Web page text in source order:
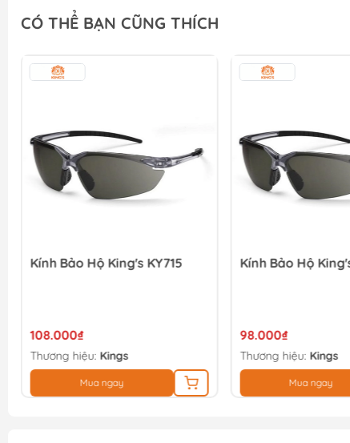
CÓ THỂ BẠN CŨNG THÍCH
Kính Bảo Hộ King's KY715
108.000₫
Thương hiệu: Kings
Mua ngay
Kính Bảo Hộ
98.000₫
Thương hiệu: Kings
Mua ngay